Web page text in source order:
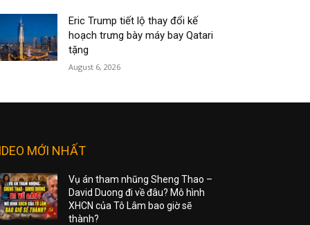
Eric Trump tiết lộ thay đổi kế
hoạch trưng bày máy bay Qatari
tặng
August 6, 2026
MỚI NHẤT
Vụ án tham nhũng Sheng Thao –
David Duong đi về đâu? Mô hình
XHCN của Tô Lâm bao giờ sẽ
thành?